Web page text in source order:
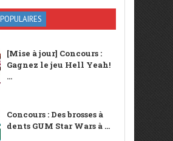
[Mise à jour] Concours :
Gagnez le jeu Hell Yeah!
...
Concours : Des brosses à
dents GUM Star Wars à ...